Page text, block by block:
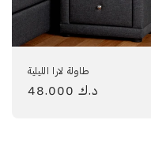
طاولة لارا الليلية
السعر
48.000 د.ك